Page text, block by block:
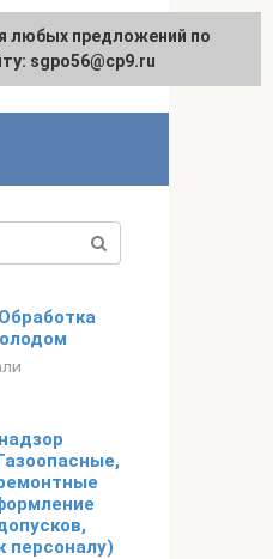
English
персоналу)
любых предложений по
sgpo56@cp9.ru